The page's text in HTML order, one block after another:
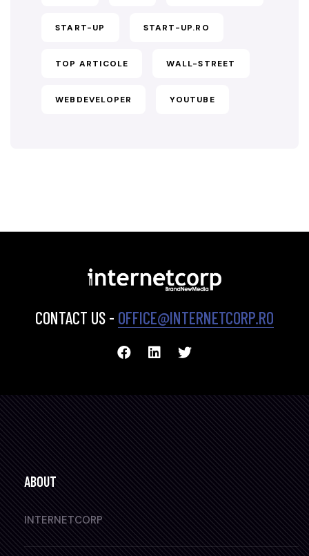
START-UP START-UP.RO
TOP ARTICOLE WALL-STREET
WEBDEVELOPER YOUTUBE
CONTACT US - OFFICE@INTERNETCORP.RO
ABOUT
INTERNETCORP